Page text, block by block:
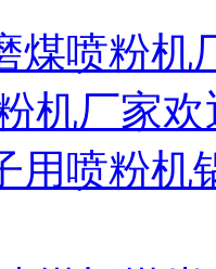
煤喷粉机
机厂家
用喷粉机